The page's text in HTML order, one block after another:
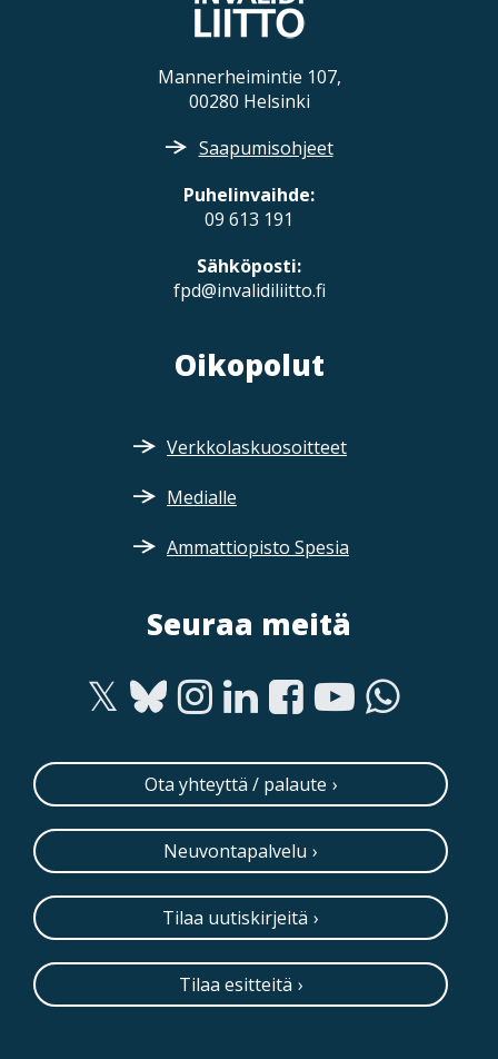
Mannerheimintie 107,
00280 Helsinki
Saapumisohjeet
Puhelinvaihde:
09 613 191
Sähköposti:
fpd@invalidiliitto.fi
Oikopolut
Verkkolaskuosoitteet
Medialle
Ammattiopisto Spesia
Seuraa meitä
Ota yhteyttä / palaute
Neuvontapalvelu
Tilaa uutiskirjeitä
Tilaa esitteitä